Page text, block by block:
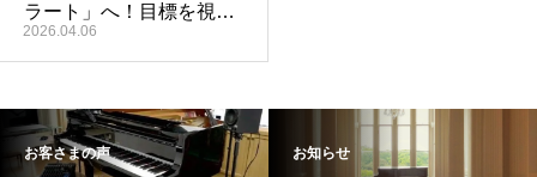
ラート」へ！目標を視覚
化して成長を楽しもう
2026.04.06
お客さまの声 お知らせ